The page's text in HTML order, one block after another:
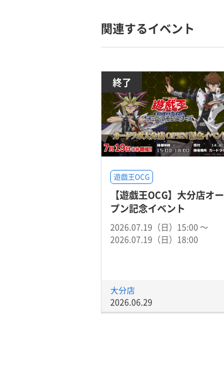
関連するイベント
終了
遊戯王OCG
【遊戯王OCG】大分店オー
プン記念イベント
2026.07.19（日）15:00 〜
2026.07.19（日）18:00
大分店
2026.06.29